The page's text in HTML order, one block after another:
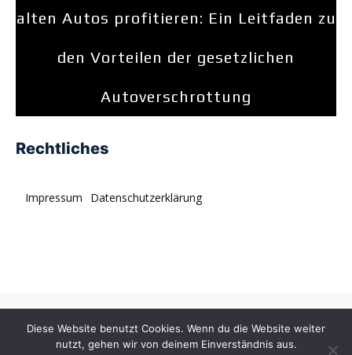
alten Autos profitieren: Ein Leitfaden zu
den Vorteilen der gesetzlichen
Autoverschrottung
Rechtliches
Impressum Datenschutzerklärung
multipurpose Prebuilt Website with a wide range of usability.
Diese Website benutzt Cookies. Wenn du die Website weiter
nutzt, gehen wir von deinem Einverständnis aus.